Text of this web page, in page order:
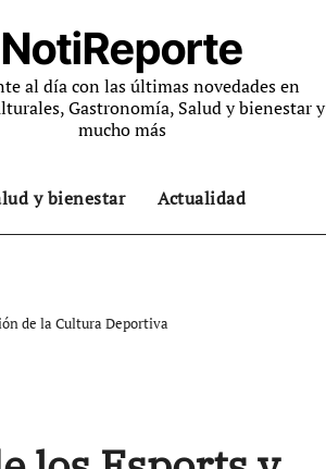
NotiReporte
al día con las últimas novedades en
Gastronomía, Salud y bienestar y
mucho más
y bienestar Actualidad
de la Cultura Deportiva